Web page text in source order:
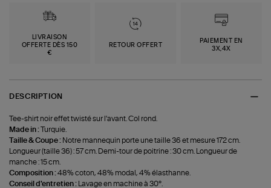
LIVRAISON
OFFERTE DÈS 150
€
RETOUR OFFERT
PAIEMENT EN
3X,4X
DESCRIPTION
Tee-shirt noir effet twisté sur l'avant. Col rond.
Made in :Turquie.
Taille & Coupe : Notre mannequin porte une taille 36 et mesure 172 cm.
Longueur (taille 36) : 57 cm. Demi-tour de poitrine : 30 cm. Longueur de
manche : 15 cm.
Composition :48% coton, 48% modal, 4% élasthanne.
Conseil d'entretien :
Lavage en machine à 30°.